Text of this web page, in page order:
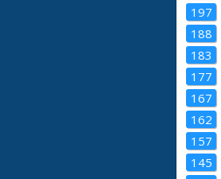
197
188
183
177
167
162
157
145